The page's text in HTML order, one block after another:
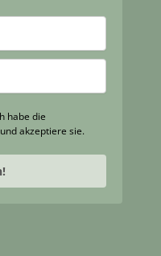
habe die
akzeptiere sie.